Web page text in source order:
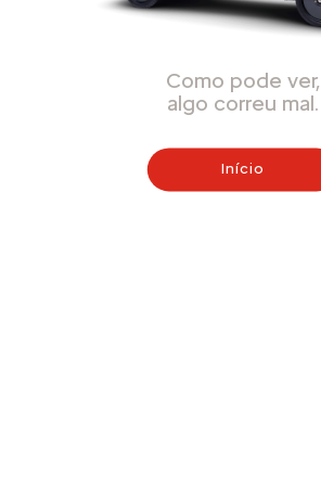
Como pode ver,
algo correu mal.
Início